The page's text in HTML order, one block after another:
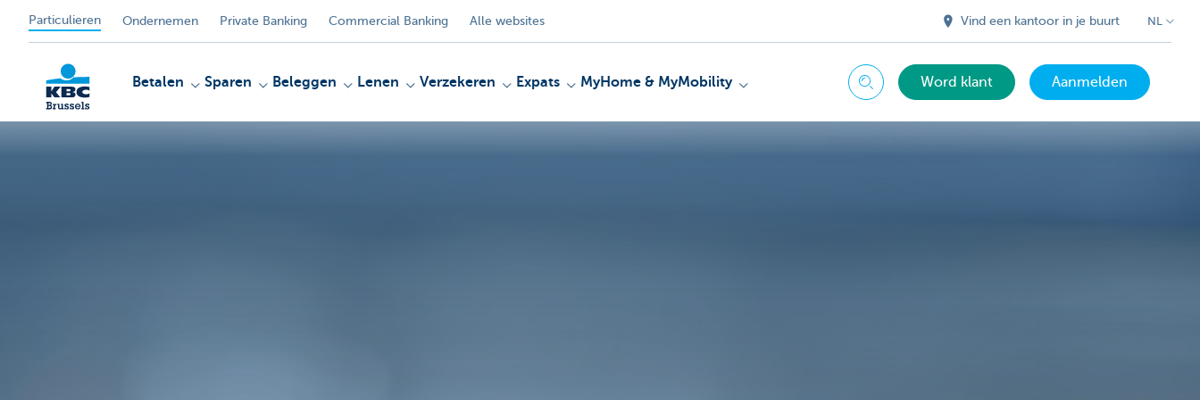
Particulieren Ondernemen Private Banking Commercial Banking Alle websites Vind een kantoor in je buurt NL
Betalen Sparen Beleggen Lenen Verzekeren Expats MyHome & MyMobility Zoeken Word klant Aanmelden